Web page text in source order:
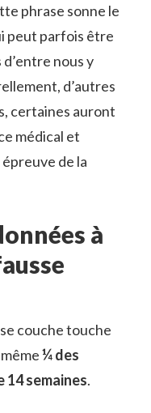
UNE
ÉPREUVE
…
phrase sonne le
peut parfois être
nous y
d’autres
certaines auront
médical et
de la
à
couche touche
¼ des
14 semaines.